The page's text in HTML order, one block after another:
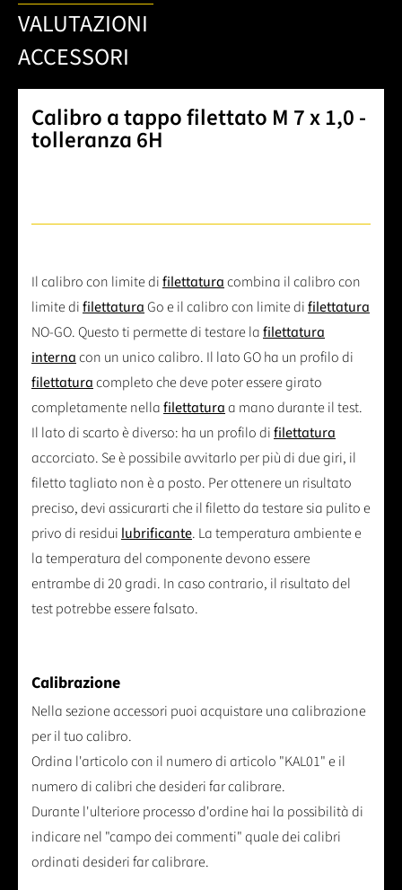
VALUTAZIONI
ACCESSORI
Calibro a tappo filettato M 7 x 1,0 -
tolleranza 6H
Il calibro con limite difilettaturacombina il calibro con
limite difilettaturaGo e il calibro con limite difilettatura
NO-GO. Questo ti permette di testare lafilettatura
internacon un unico calibro. Il lato GO ha un profilo di
filettaturacompleto che deve poter essere girato
completamente nellafilettaturaa mano durante il test.
Il lato di scarto è diverso: ha un profilo difilettatura
accorciato. Se è possibile avvitarlo per più di due giri, il
filetto tagliato non è a posto. Per ottenere un risultato
preciso, devi assicurarti che il filetto da testare sia pulito e
privo di residui lubrificante. La temperatura ambiente e
la temperatura del componente devono essere
entrambe di 20 gradi. In caso contrario, il risultato del
test potrebbe essere falsato.
Calibrazione
Nella sezione accessori puoi acquistare una calibrazione
per il tuo calibro.
Ordina l'articolo con il numero di articolo "KAL01" e il
numero di calibri che desideri far calibrare.
Durante l'ulteriore processo d'ordine hai la possibilità di
indicare nel "campo dei commenti" quale dei calibri
ordinati desideri far calibrare.